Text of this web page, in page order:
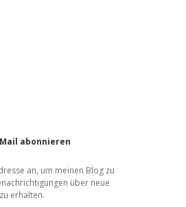
abonnieren
an, um meinen Blog zu
über neue
erhalten.